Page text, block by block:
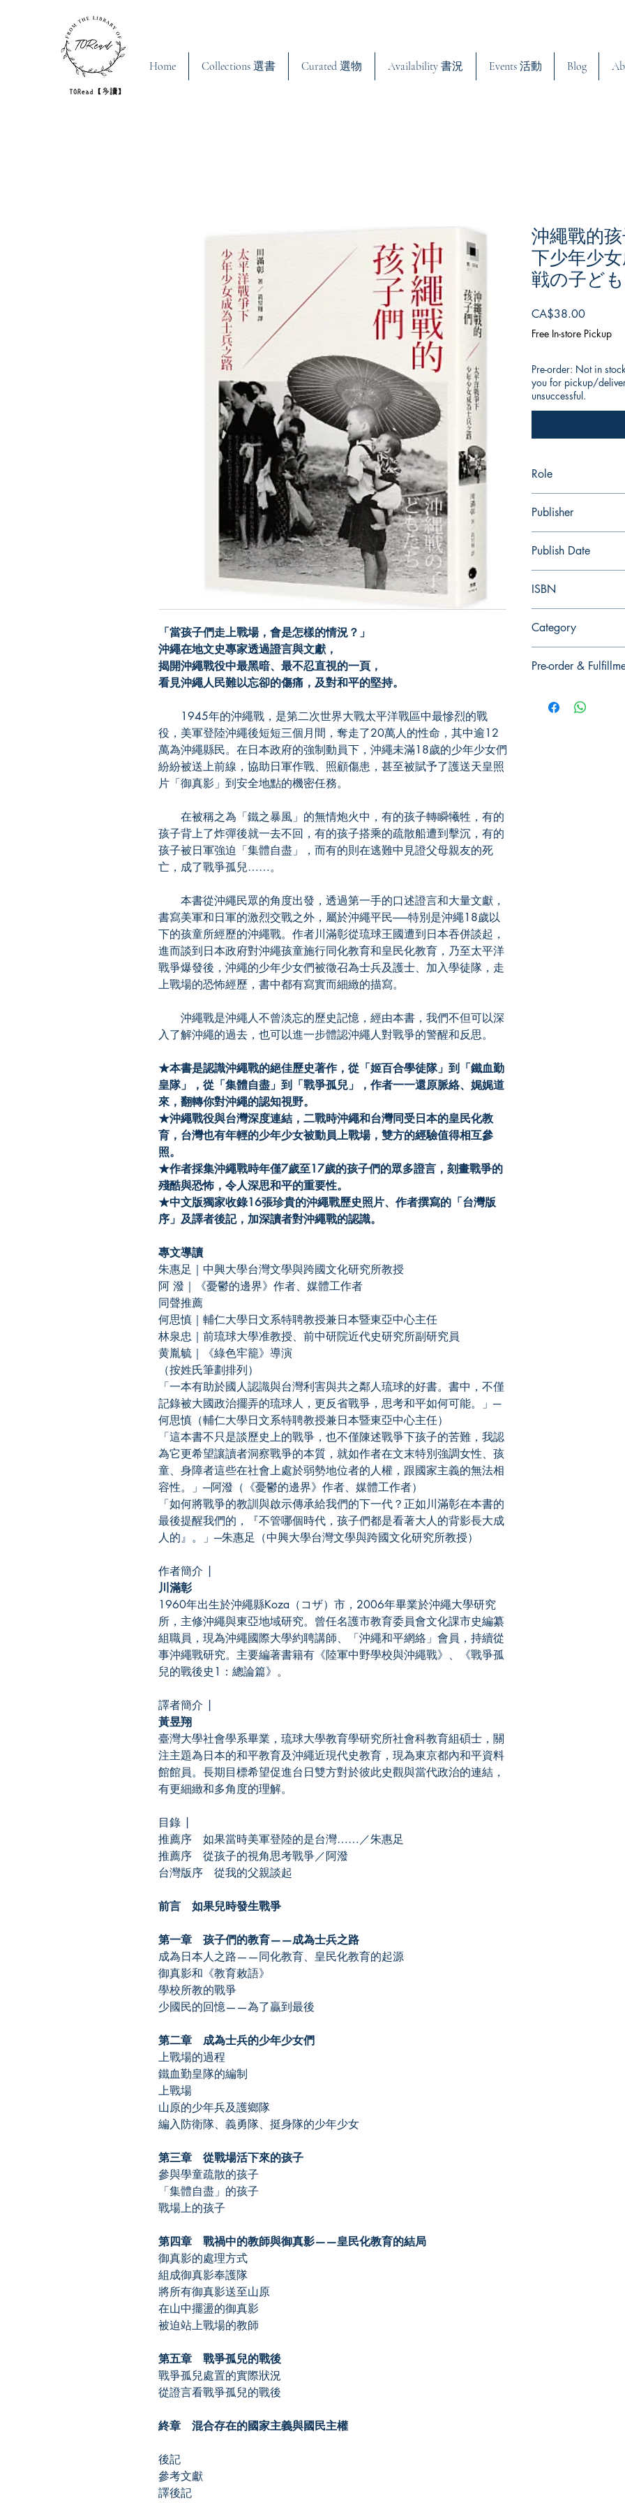
Home Collections 選書 Curated 選物 Availability 書況 Events 活動 Blog
「當孩子們走上戰場，會是怎樣的情況？」
沖繩在地文史專家透過證言與文獻，
揭開沖繩戰役中最黑暗、最不忍直視的一頁，
看見沖繩人民難以忘卻的傷痛，及對和平的堅持。
1945年的沖繩戰，是第二次世界大戰太平洋戰區中最慘烈的戰
役，美軍登陸沖繩後短短三個月間，奪走了20萬人的性命，其中逾12
萬為沖繩縣民。在日本政府的強制動員下，沖繩未滿18歲的少年少女們
紛紛被送上前線，協助日軍作戰、照顧傷患，甚至被賦予了護送天皇照
片「御真影」到安全地點的機密任務。
在被稱之為「鐵之暴風」的無情炮火中，有的孩子轉瞬犧牲，有的
孩子背上了炸彈後就一去不回，有的孩子搭乘的疏散船遭到擊沉，有的
孩子被日軍強迫「集體自盡」，而有的則在逃難中見證父母親友的死
亡，成了戰爭孤兒……。
本書從沖繩民眾的角度出發，透過第一手的口述證言和大量文獻，
書寫美軍和日軍的激烈交戰之外，屬於沖繩平民──特別是沖繩18歲以
下的孩童所經歷的沖繩戰。作者川滿彰從琉球王國遭到日本吞併談起，
進而談到日本政府對沖繩孩童施行同化教育和皇民化教育，乃至太平洋
戰爭爆發後，沖繩的少年少女們被徵召為士兵及護士、加入學徒隊，走
上戰場的恐怖經歷，書中都有寫實而細緻的描寫。
沖繩戰是沖繩人不曾淡忘的歷史記憶，經由本書，我們不但可以深
入了解沖繩的過去，也可以進一步體認沖繩人對戰爭的警醒和反思。
★本書是認識沖繩戰的絕佳歷史著作，從「姬百合學徒隊」到「鐵血勤
皇隊」，從「集體自盡」到「戰爭孤兒」，作者一一還原脈絡、娓娓道
來，翻轉你對沖繩的認知視野。
★沖繩戰役與台灣深度連結，二戰時沖繩和台灣同受日本的皇民化教
育，台灣也有年輕的少年少女被動員上戰場，雙方的經驗值得相互參
照。
★作者採集沖繩戰時年僅7歲至17歲的孩子們的眾多證言，刻畫戰爭的
殘酷與恐怖，令人深思和平的重要性。
★中文版獨家收錄16張珍貴的沖繩戰歷史照片、作者撰寫的「台灣版
序」及譯者後記，加深讀者對沖繩戰的認識。
專文導讀
朱惠足｜中興大學台灣文學與跨國文化研究所教授
阿 潑｜《憂鬱的邊界》作者、媒體工作者
同聲推薦
何思慎｜輔仁大學日文系特聘教授兼日本暨東亞中心主任
林泉忠｜前琉球大學准教授、前中研院近代史研究所副研究員
黄胤毓｜《綠色牢籠》導演
（按姓氏筆劃排列）
「一本有助於國人認識與台灣利害與共之鄰人琉球的好書。書中，不僅
記錄被大國政治擺弄的琉球人，更反省戰爭，思考和平如何可能。」─
何思慎（輔仁大學日文系特聘教授兼日本暨東亞中心主任）
「這本書不只是談歷史上的戰爭，也不僅陳述戰爭下孩子的苦難，我認
為它更希望讓讀者洞察戰爭的本質，就如作者在文末特別強調女性、孩
童、身障者這些在社會上處於弱勢地位者的人權，跟國家主義的無法相
容性。」─阿潑（《憂鬱的邊界》作者、媒體工作者）
「如何將戰爭的教訓與啟示傳承給我們的下一代？正如川滿彰在本書的
最後提醒我們的，『不管哪個時代，孩子們都是看著大人的背影長大成
人的』。」─朱惠足（中興大學台灣文學與跨國文化研究所教授）
作者簡介 |
川滿彰
1960年出生於沖繩縣Koza（コザ）市，2006年畢業於沖繩大學研究
所，主修沖繩與東亞地域研究。曾任名護市教育委員會文化課市史編纂
組職員，現為沖繩國際大學約聘講師、「沖繩和平網絡」會員，持續從
事沖繩戰研究。主要編著書籍有《陸軍中野學校與沖繩戰》、《戰爭孤
兒的戰後史1：總論篇》。
譯者簡介 |
黃昱翔
臺灣大學社會學系畢業，琉球大學教育學研究所社會科教育組碩士，關
注主題為日本的和平教育及沖繩近現代史教育，現為東京都內和平資料
館館員。長期目標希望促進台日雙方對於彼此史觀與當代政治的連結，
有更細緻和多角度的理解。
目錄 |
推薦序 如果當時美軍登陸的是台灣……／朱惠足
推薦序 從孩子的視角思考戰爭／阿潑
台灣版序 從我的父親談起
前言 如果兒時發生戰爭
第一章 孩子們的教育——成為士兵之路
成為日本人之路——同化教育、皇民化教育的起源
御真影和《教育敕語》
學校所教的戰爭
少國民的回憶——為了贏到最後
第二章 成為士兵的少年少女們
上戰場的過程
鐵血勤皇隊的編制
上戰場
山原的少年兵及護鄉隊
編入防衛隊、義勇隊、挺身隊的少年少女
第三章 從戰場活下來的孩子
參與學童疏散的孩子
「集體自盡」的孩子
戰場上的孩子
第四章 戰禍中的教師與御真影——皇民化教育的結局
御真影的處理方式
組成御真影奉護隊
將所有御真影送至山原
在山中擺盪的御真影
被迫站上戰場的教師
第五章 戰爭孤兒的戰後
戰爭孤兒處置的實際狀況
從證言看戰爭孤兒的戰後
終章 混合存在的國家主義與國民主權
後記
參考文獻
譯後記
沖繩戰的
下少年少
戦の子ど
CA$38.00Price
Free In-store Pickup
Pre-order: Not in
you for pickup/
unsuccessful.
Role
譯者： 黃昱翔
Publisher
Publish Date
ISBN
Category
Pre-order &
you for pickup/